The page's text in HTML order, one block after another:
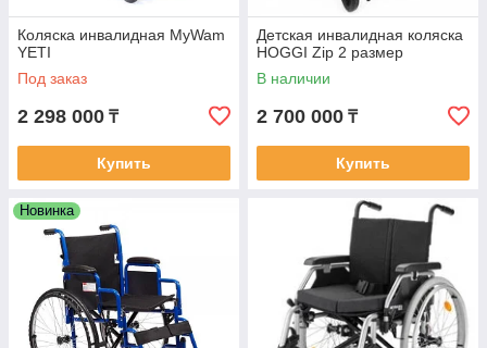
Коляска инвалидная MyWam
YETI
Под заказ
2 298 000 ₸
Купить
Детская инвалидная коляска
HOGGI Zip 2 размер
В наличии
2 700 000 ₸
Купить
Новинка